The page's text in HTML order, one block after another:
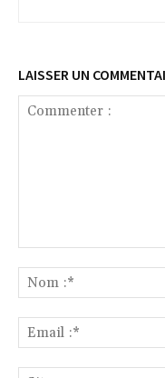
LAISSER UN